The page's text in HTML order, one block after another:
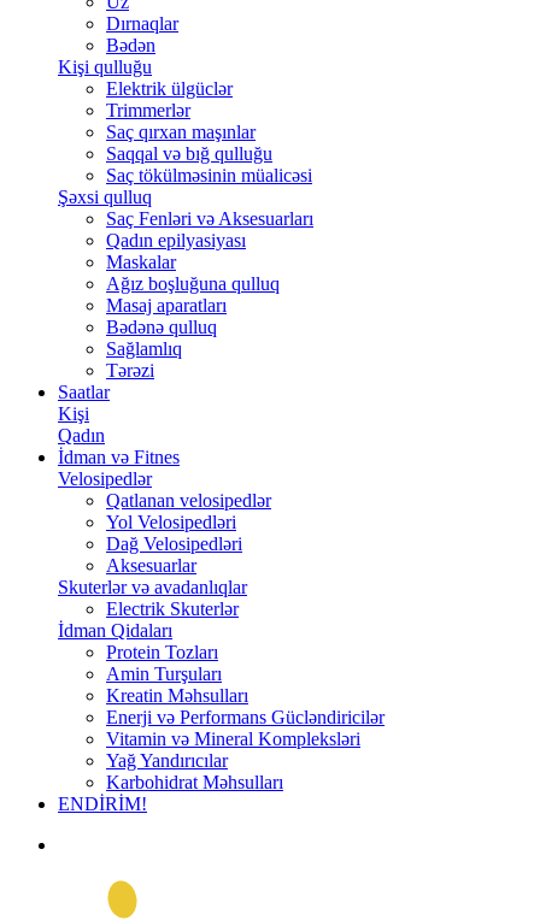
Dırnaqlar
Bədən
Kişi qulluğu
Elektrik ülgüclər
Trimmerlər
Saç qırxan maşınlar
Saqqal və bığ qulluğu
Saç tökülməsinin müalicəsi
Şəxsi qulluq
Saç Fenləri və Aksesuarları
Qadın epilyasiyası
Maskalar
Ağız boşluğuna qulluq
Masaj aparatları
Bədənə qulluq
Sağlamlıq
Tərəzi
Saatlar
Kişi
Qadın
İdman və Fitnes
Velosipedlər
Qatlanan velosipedlər
Yol Velosipedləri
Dağ Velosipedləri
Aksesuarlar
Skuterlər və avadanlıqlar
Electrik Skuterlər
İdman Qidaları
Protein Tozları
Amin Turşuları
Kreatin Məhsulları
Enerji və Performans Gücləndiricilər
Vitamin və Mineral Kompleksləri
Yağ Yandırıcılar
Karbohidrat Məhsulları
ENDİRİM!